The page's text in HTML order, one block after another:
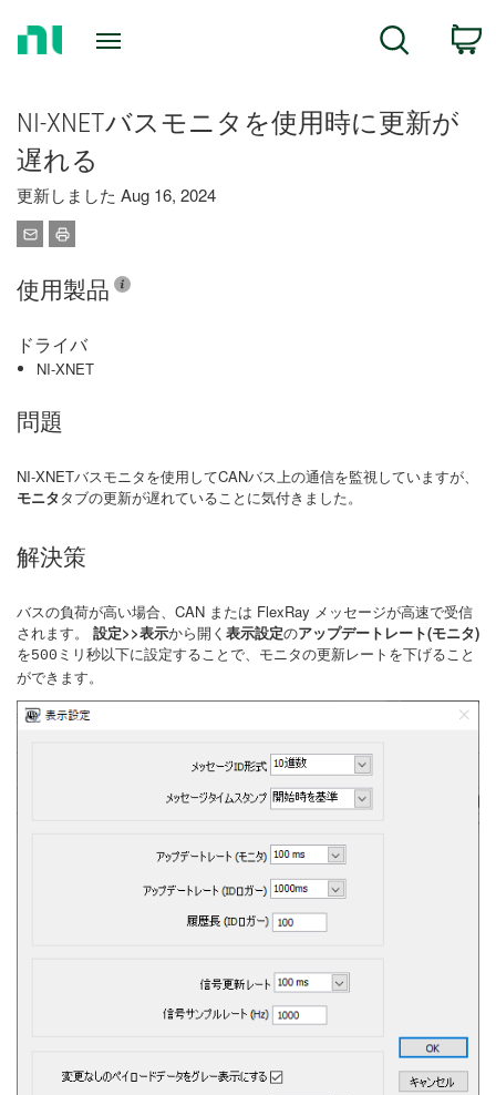
Search
NI-XNETバスモニタを使用時に更新が
遅れる
更新しました Aug 16, 2024
使用製品
ドライバ
NI-XNET
問題
NI-XNETバスモニタを使用してCANバス上の通信を監視していますが、
モニタタブの更新が遅れていることに気付きました。
解決策
バスの負荷が高い場合、CAN または FlexRay メッセージが高速で受信
されます。 設定>>表示から開く 表示設定のアップデートレート(モニタ)
を500 ミリ秒以下に設定することで、モニタの更新レートを下げること
ができます。